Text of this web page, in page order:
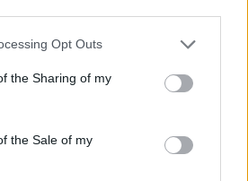
app uses one or more Google
usage behaviour. You may click to
Google and its third-party tags to
specified purposes in below Google
Opt Outs
the Sharing of my
the Sale of my
Központ kutatója az
próbálta kideríteni, miért
a meleg férfiak.
meghatározó
a ‘szekrény’